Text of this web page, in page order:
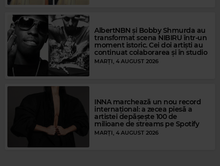
Magic FM
LAURA PAUSINI– STRANI AMORI
BEE GEES–TOO MUCH HEAVEN
AlbertNBN și Bobby Shmurda au
transformat scena NIBIRU într-un
moment istoric. Cei doi artiști au
continuat colaborarea și în studio
MARȚI, 4 AUGUST 2026
INNA marchează un nou record
internațional: a zecea piesă a
artistei depășește 100 de
milioane de streams pe Spotify
MARȚI, 4 AUGUST 2026